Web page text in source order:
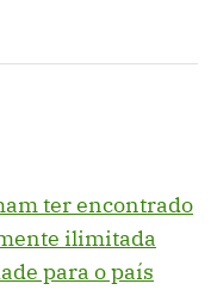
ter encontrado
ilimitada
para o país